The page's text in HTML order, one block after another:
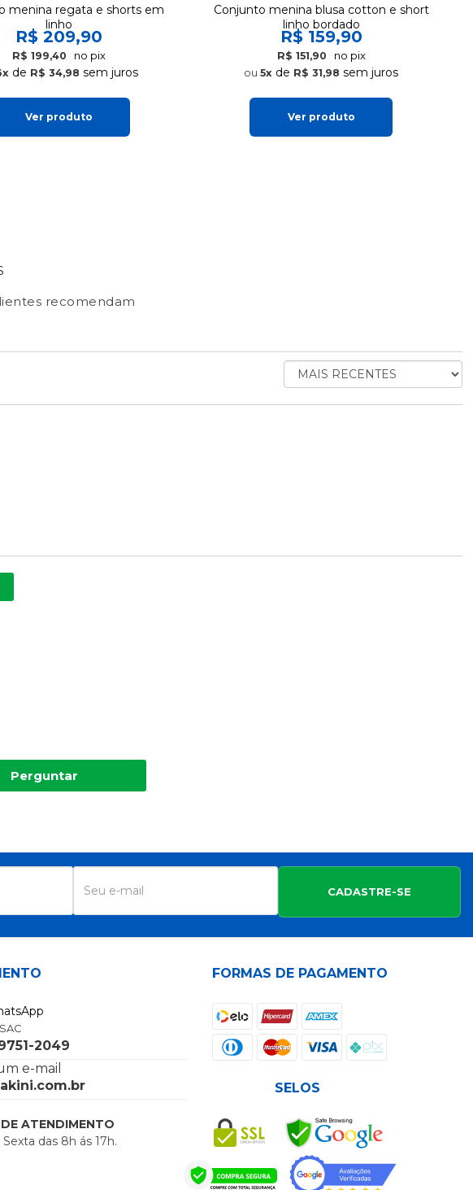
menina regata e shorts em
linho
R$ 209,90
R$ 199,40 no pix
de R$ 34,98 sem juros
Ver produto
Conjunto menina blusa cotton e short
linho bordado
R$ 159,90
R$ 151,90 no pix
5xde R$ 31,98 sem juros
Ver produto
recomendam
ORDENAR
AVALIAÇÕES
Perguntar
CADASTRE-SE
2049
e-mail
ATENDIMENTO
das 8h ás 17h.
FORMAS DE PAGAMENTO
SELOS